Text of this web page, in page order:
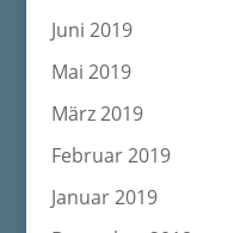
Juni 2019
Mai 2019
März 2019
Februar 2019
Januar 2019